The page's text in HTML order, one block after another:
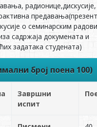
радионице,дискусије,
о семинарским
садржаја докумената и
задатака студената)
број поена 100)
Завршни
испит